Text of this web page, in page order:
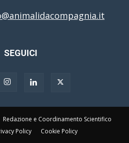
SEGUICI
Redazione e Coordinamento Scientifico
Policy Cookie Policy